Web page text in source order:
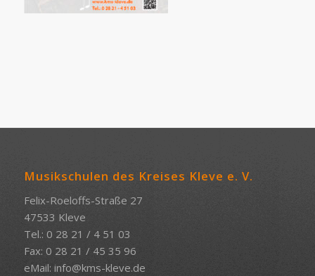
Musikschulen des Kreises Kleve e. V.
Felix-Roeloffs-Straße 27
47533 Kleve
Tel.: 0 28 21 / 4 51 03
Fax: 0 28 21 / 45 35 96
eMail: info@kms-kleve.de